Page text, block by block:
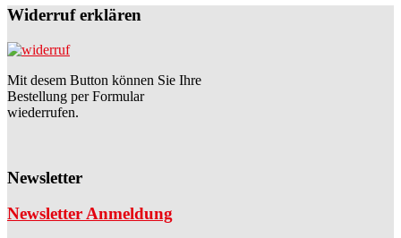
Widerruf erklären
Mit desem Button können Sie Ihre
Bestellung per Formular
wiederrufen.
Newsletter
Newsletter Anmeldung